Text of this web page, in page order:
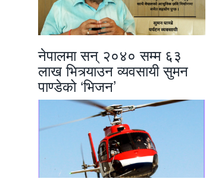
नेपालमा सन् २०४० सम्म ६३
लाख भित्र्याउन व्यवसायी सुमन
पाण्डेको ‘भिजन’